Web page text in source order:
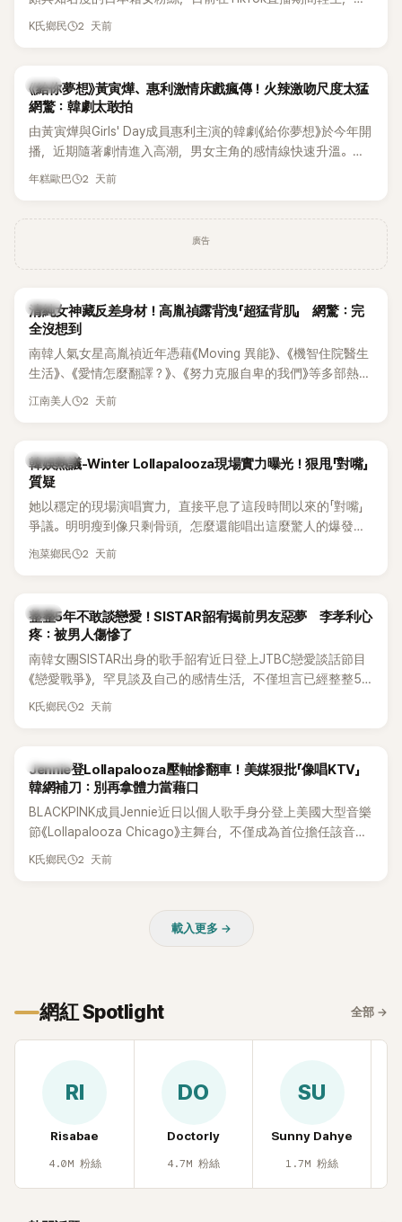
終不幸身亡，消息曝光後震驚韓網，也讓不少粉絲湧入社群平
K氏鄉民 2 天前
韓劇
《給你夢想》黃寅燁、惠利激情床戲瘋傳！火辣激吻尺度太猛
網驚：韓劇太敢拍
由黃寅燁與Girls' Day成員惠利主演的韓劇《給你夢想》於今年開
播，近期隨著劇情進入高潮，男女主角的感情線快速升溫。最
新播出的第8集不僅上演火辣吻戲，更接連出現床戲橋段，讓
年糕歐巴 2 天前
廣告
韓星
清純女神藏反差身材！高胤禎露背洩「超猛背肌」 網驚：完
全沒想到
南韓人氣女星高胤禎近年憑藉《Moving 異能》、《機智住院醫生
生活》、《愛情怎麼翻譯？》、《努力克服自卑的我們》等多部熱門
作品，躍升為韓劇新一代女神代表，不僅演技備受肯定，精緻
細身材下的超狂背肌與肩膀線條，反差感十足，讓不少網友看
傻直呼：「原來她身材這麼猛！」
江南美人 2 天前
熱議討論
韓娛熱議-Winter Lollapalooza現場實力曝光！狠甩「對嘴」
質疑
她以穩定的現場演唱實力，直接平息了這段時間以來的「對嘴」
爭議。明明瘦到像只剩骨頭，怎麼還能唱出這麼驚人的爆發力
和音量？
泡菜鄉民 2 天前
韓星
整整5年不敢談戀愛！SISTAR韶宥揭前男友惡夢 李孝利心
疼：被男人傷慘了
南韓女團SISTAR出身的歌手韶宥近日登上JTBC戀愛談話節目
《戀愛戰爭》，罕見談及自己的感情生活，不僅坦言已經整整5
年沒有談戀愛，更首度透露空窗至今的原因，全與上一段戀情
K氏鄉民 2 天前
K-POP
Jennie登Lollapalooza壓軸慘翻車！美媒狠批「像唱KTV」
韓網補刀：別再拿體力當藉口
BLACKPINK成員Jennie近日以個人歌手身分登上美國大型音樂
節《Lollapalooza Chicago》主舞台，不僅成為首位擔任該音樂
節Headliner（壓軸主秀）的K-POP女SOLO歌手，寫下全新紀
K氏鄉民 2 天前
載入更多 →
網紅 Spotlight 全部 →
RI
Risabae
4.0M 粉絲
DO
Doctorly
4.7M 粉絲
SU
Sunny Dahye
1.7M 粉絲